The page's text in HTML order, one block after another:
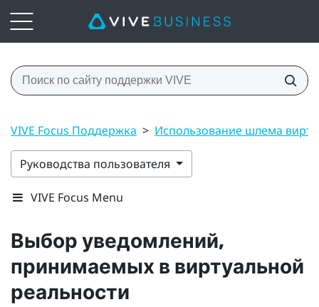
VIVE Focus Поддержка > Использование шлема
Руководства пользователя
VIVE Focus Menu
Выбор уведомлений,
принимаемых в виртуальной
реальности